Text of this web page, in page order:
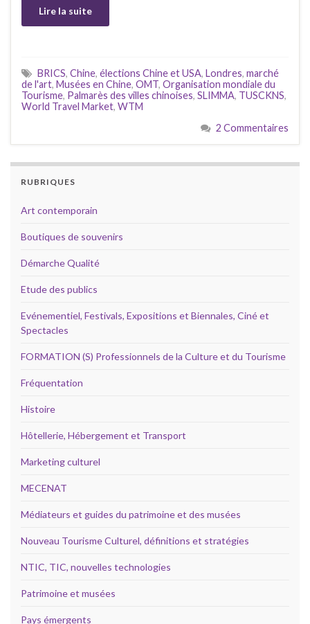
Lire la suite
BRICS, Chine, élections Chine et USA, Londres, marché
de l'art, Musées en Chine, OMT, Organisation mondiale du
Tourisme, Palmarès des villes chinoises, SLIMMA, TUSCKNS,
World Travel Market, WTM
2 Commentaires
RUBRIQUES
Art contemporain
Boutiques de souvenirs
Démarche Qualité
Etude des publics
Evénementiel, Festivals, Expositions et Biennales, Ciné et
Spectacles
FORMATION (S) Professionnels de la Culture et du Tourisme
Fréquentation
Histoire
Hôtellerie, Hébergement et Transport
Marketing culturel
MECENAT
Médiateurs et guides du patrimoine et des musées
Nouveau Tourisme Culturel, définitions et stratégies
NTIC, TIC, nouvelles technologies
Patrimoine et musées
Pays émergents